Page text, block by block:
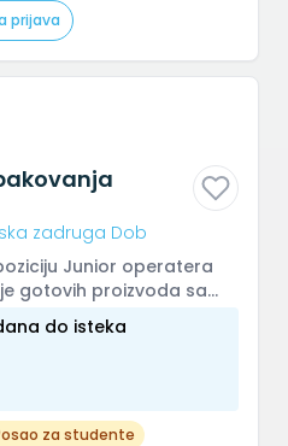
prijava
zadruga Dob
Junior operatera
gotovih proizvoda sa
do isteka
za studente